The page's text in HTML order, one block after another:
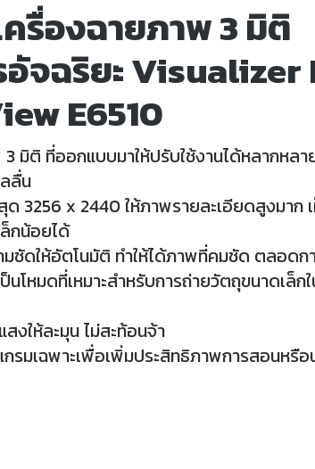
รื่องฉายภาพ 3 มิติ
จฉริยะ
E6510
มิติ ที่ออกแบบมาให้ปรับใช้งานได้หลากหล
ลื่น
3256 x 2440 ให้ภาพรายละเอียดสูงมา
กน้อยได้
ชัดให้อัตโนมัติ ทำให้ได้ภาพที่คมชัด ตลอดก
นโหมดที่เหมาะสำหรับการถ่ายวัตถุขนาดเล็ก
งให้ละมุน ไม่สะท้อนจ้า
กรมเฉพาะเพื่อเพิ่มประสิทธิภาพการสอนหรือ